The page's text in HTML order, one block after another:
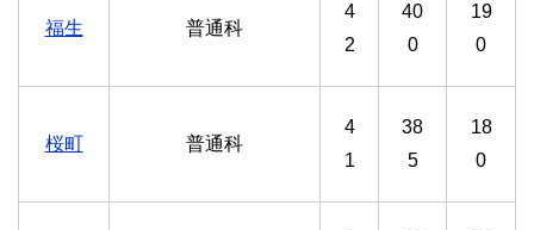
福生 普通科
4
2
40
0
19
0
桜町 普通科
4
1
38
5
18
0